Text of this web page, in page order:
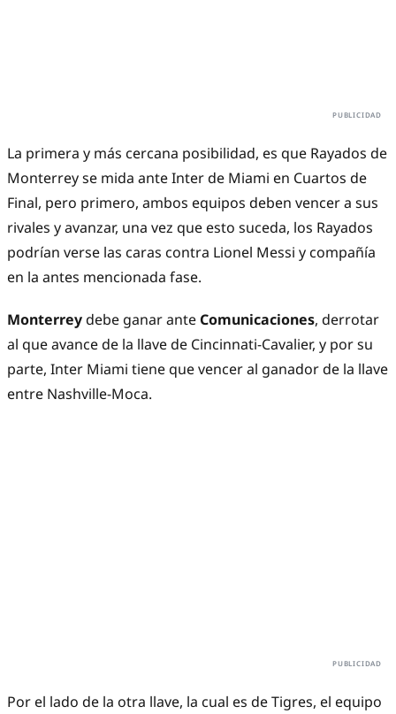
La primera y más cercana posibilidad, es que Rayados de
Monterrey se mida ante Inter de Miami en Cuartos de
Final, pero primero, ambos equipos deben vencer a sus
rivales y avanzar, una vez que esto suceda, los Rayados
podrían verse las caras contra Lionel Messi y compañía
en la antes mencionada fase.
Monterreydebe ganar ante Comunicaciones, derrotar
al que avance de la llave de Cincinnati-Cavalier, y por su
parte, Inter Miami tiene que vencer al ganador de la llave
entre Nashville-Moca.
Por el lado de la otra llave, la cual es de Tigres, el equipo